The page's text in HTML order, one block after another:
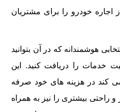
اجاره خودرو را برای مشتریان
هوشمندانه که در آن بتوانید
خدمات را دریافت کنید. این
کند در هزینه های خود صرفه
راحتی بیشتری را نیز به همراه